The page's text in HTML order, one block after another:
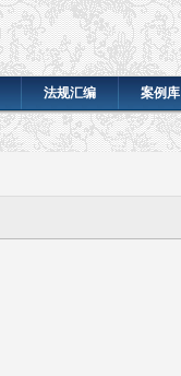
法规汇编 案例库